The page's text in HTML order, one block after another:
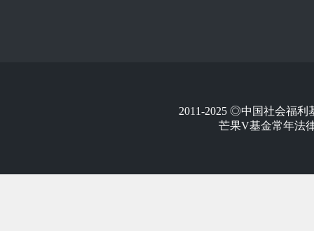
2011-2025 ◎中国社会福
芒果V基金常年法